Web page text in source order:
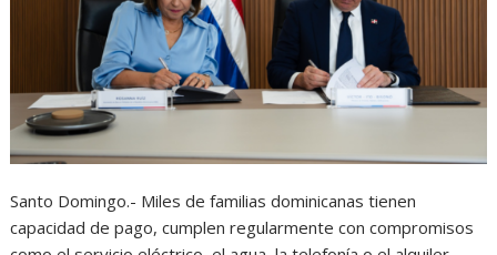
Santo Domingo.- Miles de familias dominicanas tienen
capacidad de pago, cumplen regularmente con compromisos